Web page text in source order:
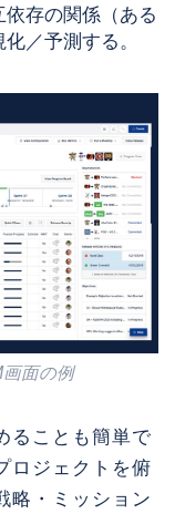
存の関係（ある
／予測する。
面の例
ることも簡単で
ロジェクトを俯
略・ミッション